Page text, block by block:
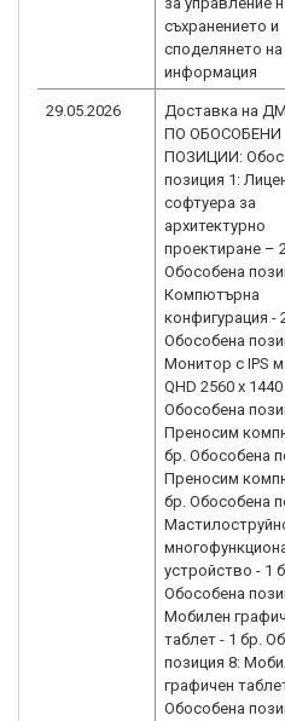
съхранението и
споделянето на
информация
29.05.2026
Доставка на
ПО ОБОСОБЕНИ
ПОЗИЦИИ:
позиция 1:
софтуера за
архитектурно
проектиране –
Обособена
Компютърна
конфигурация -
Обособена
Mонитор с IPS
QHD 2560 x
Обособена
Преносим
бр. Обособена
Преносим
бр. Обособена
устройство - 1
Обособена
Мобилен
таблет - 1 бр.
позиция 8:
графичен
Обособена